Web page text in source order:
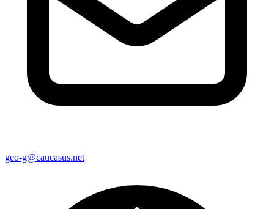
geo-g@caucasus.net